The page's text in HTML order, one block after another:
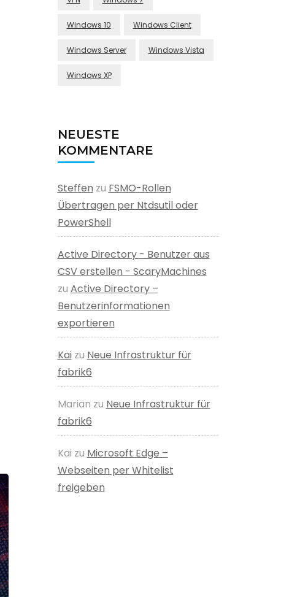
Windows 10 Windows Client
Windows Server Windows Vista
Windows XP
NEUESTE
KOMMENTARE
Steffen zu FSMO-Rollen
Übertragen per Ntdsutil oder
PowerShell
Active Directory - Benutzer aus
CSV erstellen - ScaryMachines
zu Active Directory –
Benutzerinformationen
exportieren
Kaizu Neue Infrastruktur für
fabrik6
Marian zu Neue Infrastruktur für
fabrik6
Kai zu Microsoft Edge –
Webseiten per Whitelist
freigeben